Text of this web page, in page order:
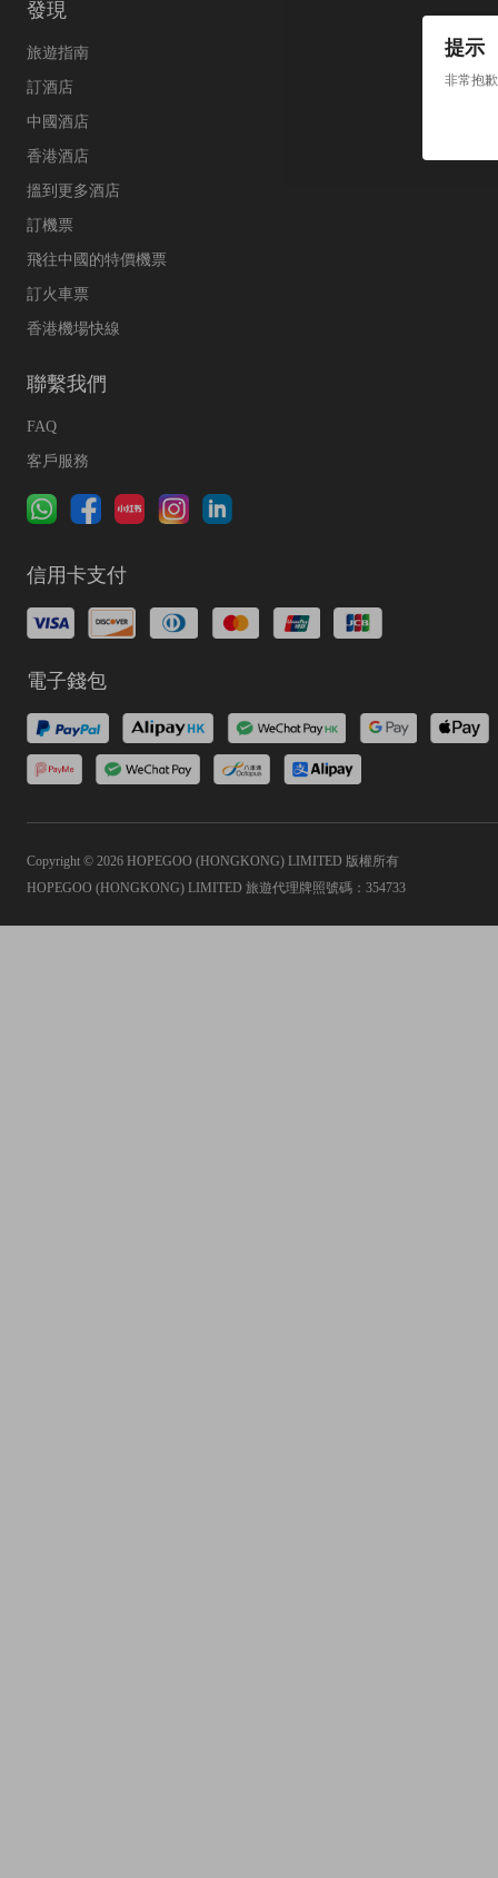
提示
非常抱
發現
旅遊指南
訂酒店
中國酒店
香港酒店
搵到更多酒店
訂機票
飛往中國的特價機票
訂火車票
香港機場快線
聯繫我們
FAQ
客戶服務
信用卡支付
電子錢包
Copyright © 2026 HOPEGOO (HONGKONG) LIMITED 版權所有
HOPEGOO (HONGKONG) LIMITED 旅遊代理牌照號碼：354733